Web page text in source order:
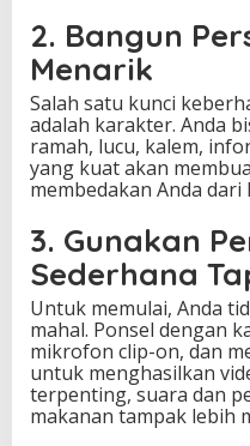
2. Bangun
Menarik
Salah satu kunci
adalah karakter. Anda
ramah, lucu, kalem,
yang kuat akan
membedakan Anda
3. Gunakan
Sederhana
Untuk memulai, Anda
mahal. Ponsel dengan
mikrofon clip-on, dan
untuk menghasilkan
terpenting, suara dan
makanan tampak lebih